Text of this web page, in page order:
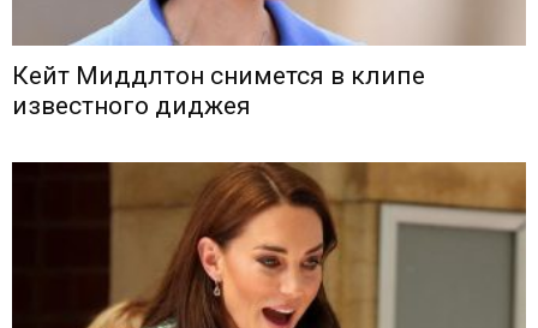
Кейт Миддлтон снимется в клипе
известного диджея